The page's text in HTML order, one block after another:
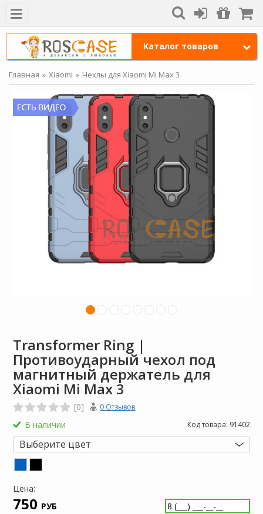
Каталог товаров
Главная Xiaomi Чехлы для Xiaomi Mi Max 3
Transformer Ring |
Противоударный чехол под
магнитный держатель для
Xiaomi Mi Max 3
[0] 0 Отзывов
В наличии Код товара: 91402
Выберите цвет
Цена:
750 РУБ